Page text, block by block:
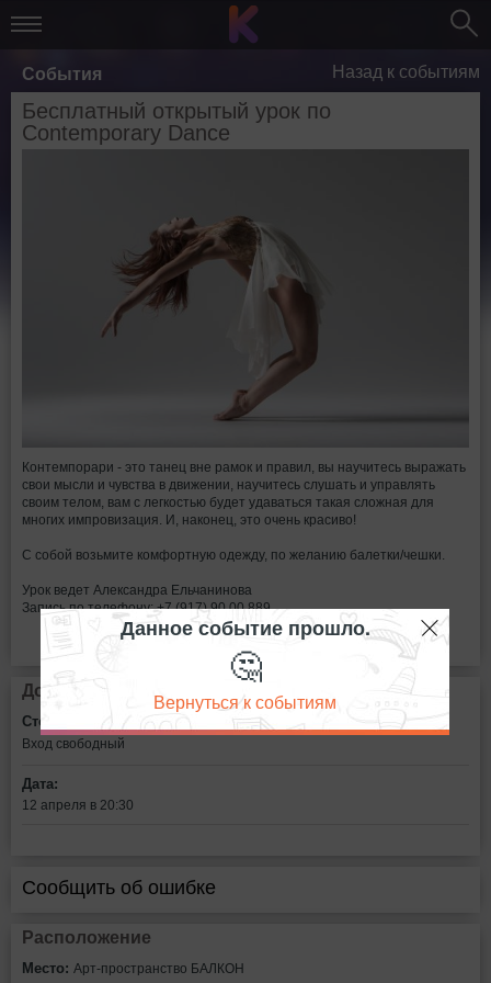
События Назад к событиям
Бесплатный открытый урок по
Contemporary Dance
Контемпорари - это танец вне рамок и правил, вы научитесь выражать
свои мысли и чувства в движении, научитесь слушать и управлять
своим телом, вам с легкостью будет удаваться такая сложная для
многих импровизация. И, наконец, это очень красиво!
С собой возьмите комфортную одежду, по желанию балетки/чешки.
Урок ведет Александра Ельчанинова
Запись по телефону: +7 (917) 90 00 889
Дополнительная информация
Стоимость билетов:
Вход свободный
Дата:
12 апреля в 20:30
Сообщить об ошибке
Расположение
Место: Арт-пространство БАЛКОН
Данное событие прошло.
🤔
Вернуться к событиям